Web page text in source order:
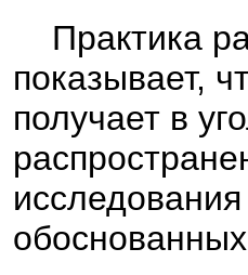
Практика
показывает,
получает в